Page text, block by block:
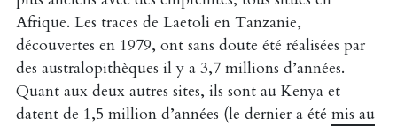
Afrique. Les traces de Laetoli en Tanzanie,
découvertes en 1979, ont sans doute été réalisées par
des australopithèques il y a 3,7 millions d’années.
Quant aux deux autres sites, ils sont au Kenya et
datent de 1,5 million d’années (le dernier a été mis au